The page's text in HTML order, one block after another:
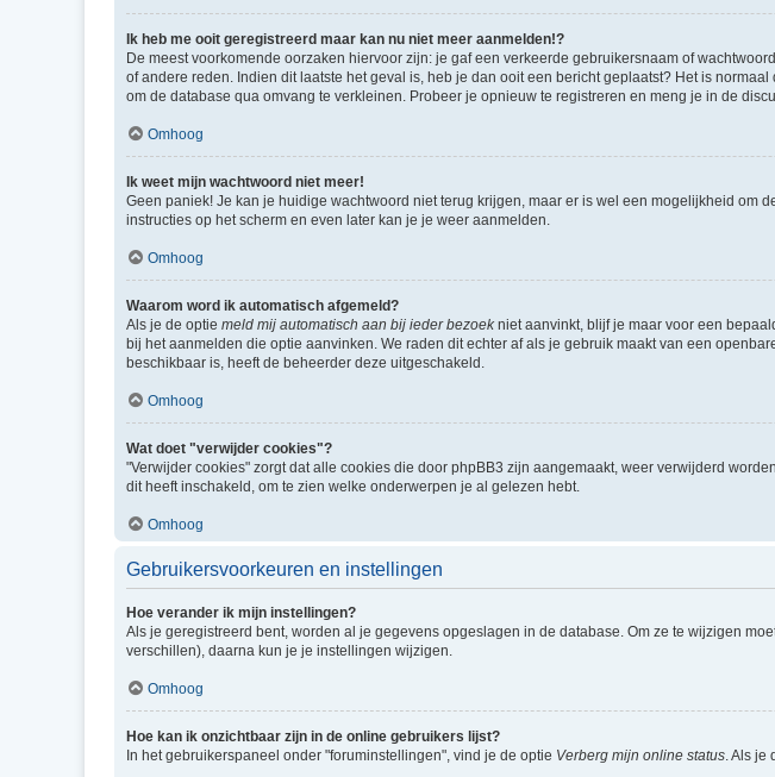
Ik heb me ooit geregistreerd maar kan nu niet meer aanmelden!?
De meest voorkomende oorzaken hiervoor zijn: je gaf een verkeerde gebruikersnaam of
of andere reden. Indien dit laatste het geval is, heb je dan ooit een bericht geplaatst? Het is
om de database qua omvang te verkleinen. Probeer je opnieuw te registreren en meng je in de
Omhoog
Ik weet mijn wachtwoord niet meer!
Geen paniek! Je kan je huidige wachtwoord niet terug krijgen, maar er is wel een mogelijkheid om
instructies op het scherm en even later kan je je weer aanmelden.
Omhoog
Waarom word ik automatisch afgemeld?
Als je de optie meld mij automatisch aan bij ieder bezoekniet aanvinkt, blijf je maar voor een
bij het aanmelden die optie aanvinken. We raden dit echter af als je gebruik maakt van een
beschikbaar is, heeft de beheerder deze uitgeschakeld.
Omhoog
Wat doet "verwijder cookies"?
"Verwijder cookies" zorgt dat alle cookies die door phpBB3 zijn aangemaakt, weer verwijderd
dit heeft inschakeld, om te zien welke onderwerpen je al gelezen hebt.
Omhoog
Gebruikersvoorkeuren en instellingen
Hoe verander ik mijn instellingen?
Als je geregistreerd bent, worden al je gegevens opgeslagen in de database. Om ze te wijzigen
verschillen), daarna kun je je instellingen wijzigen.
Omhoog
Hoe kan ik onzichtbaar zijn in de online gebruikers lijst?
In het gebruikerspaneel onder "foruminstellingen", vind je de optie Verberg mijn online status. Als je